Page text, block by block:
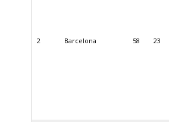
2 Barcelona 58 23